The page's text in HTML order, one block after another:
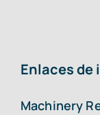
Enlaces de
Machinery